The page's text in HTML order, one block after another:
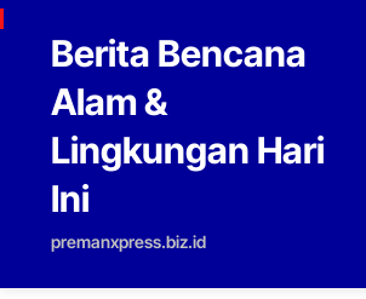
Skip to content
Berita Bencana
Alam &
Lingkungan Hari
Ini
premanxpress.biz.id